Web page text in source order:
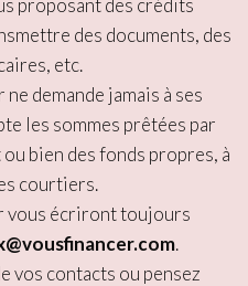
des documents, des
etc.
demande jamais à ses
les sommes prêtées par
bien des fonds propres, à
courtiers.
vous écriront toujours
.
vos contacts ou pensez